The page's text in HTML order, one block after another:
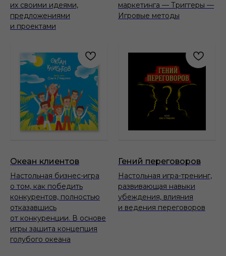
их своими идеями,
предложениями
и проектами
маркетинга — Триггеры —
Игровые методы
Океан клиентов
Настольная бизнес-игра
о том, как победить
конкурентов, полностью
отказавшись
от конкуренции. В основе
игры зашита концепция
голубого океана
Гений переговоров
Настольная игра-тренинг,
развивающая навыки
убеждения, влияния
и ведения переговоров